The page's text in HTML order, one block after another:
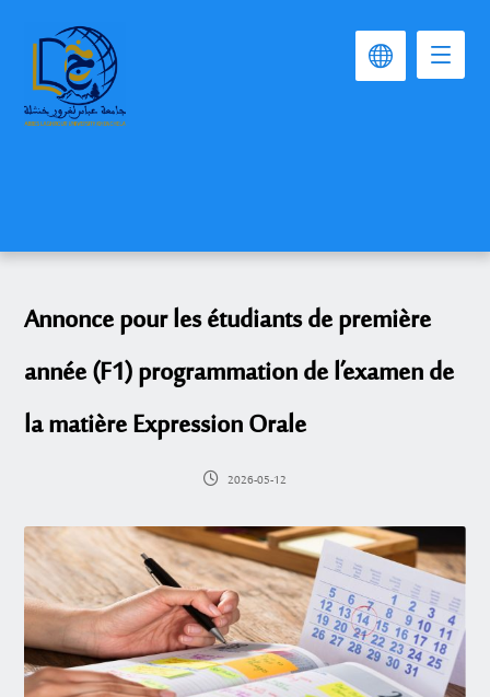
Annonce pour les étudiants de première
année (F1) programmation de l’examen de
la matière Expression Orale
2026-05-12